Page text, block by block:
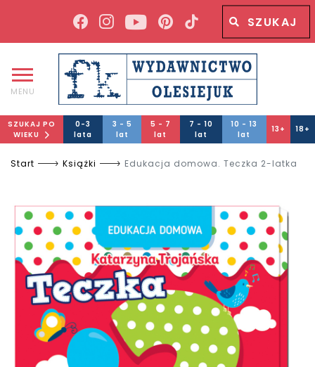
Wyszukiwana fraza
MENU
SZUKAJ PO
WIEKU
0-3
lata
3 - 5
lat
5 - 7
lat
7 - 10
lat
10 - 13
lat
13+ 18+
Start Książki Edukacja domowa. Teczka 2-latka